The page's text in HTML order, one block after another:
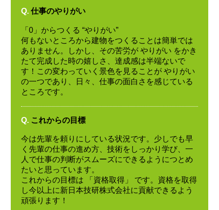
Q. 仕事のやりがい
「0」からつくる “やりがい”
何もないところから建物をつくることは簡単では
ありません。しかし、その苦労が やりがい をかき
たて完成した時の嬉しさ、達成感は半端ないで
す！この変わっていく景色を見ることが やりがい
の一つであり、日々、仕事の面白さを感じている
ところです。
Q. これからの目標
今は先輩を頼りにしている状況です。少しでも早
く先輩の仕事の進め方、技術をしっかり学び、一
人で仕事の判断がスムーズにできるようにつとめ
たいと思っています。
これからの目標は 「資格取得」 です。資格を取得
し今以上に新日本技研株式会社に貢献できるよう
頑張ります！